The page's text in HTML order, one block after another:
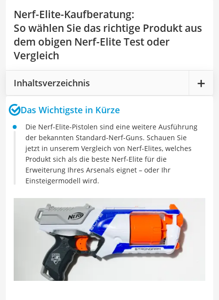
Nerf-Elite-Kaufberatung:
So wählen Sie das richtige Produkt aus
dem obigen Nerf-Elite Test oder
Vergleich
Inhaltsverzeichnis
Das Wichtigste in Kürze
Die Nerf-Elite-Pistolen sind eine weitere Ausführung
der bekannten Standard-Nerf-Guns. Schauen Sie
jetzt in unserem Vergleich von Nerf-Elites, welches
Produkt sich als die beste Nerf-Elite für die
Erweiterung Ihres Arsenals eignet – oder Ihr
Einsteigermodell wird.